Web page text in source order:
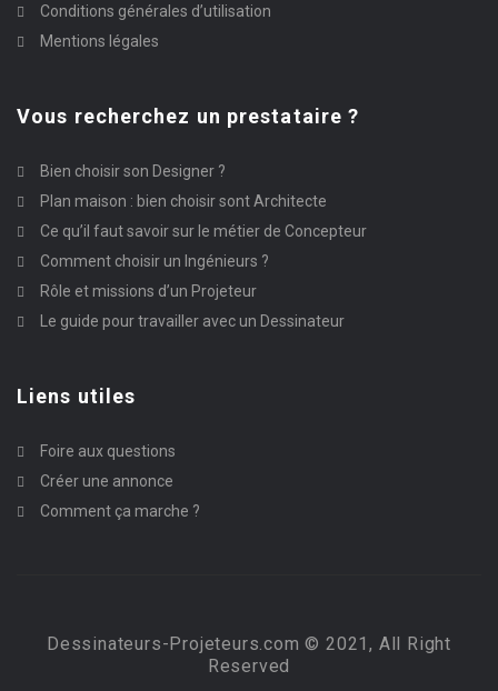
Conditions générales d’utilisation
Mentions légales
Vous recherchez un prestataire ?
Bien choisir son Designer ?
Plan maison : bien choisir sont Architecte
Ce qu’il faut savoir sur le métier de Concepteur
Comment choisir un Ingénieurs ?
Rôle et missions d’un Projeteur
Le guide pour travailler avec un Dessinateur
Liens utiles
Foire aux questions
Créer une annonce
Comment ça marche ?
Dessinateurs-Projeteurs.com © 2021, All Right
Reserved